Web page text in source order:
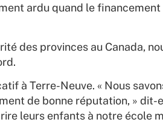
ardu quand le financement
des provinces au Canada,
à Terre-Neuve. « Nous
de bonne réputation, » dit-
leurs enfants à notre école